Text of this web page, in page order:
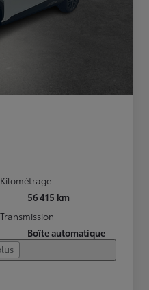
Kilométrage
56 415 km
Transmission
Boîte automatique